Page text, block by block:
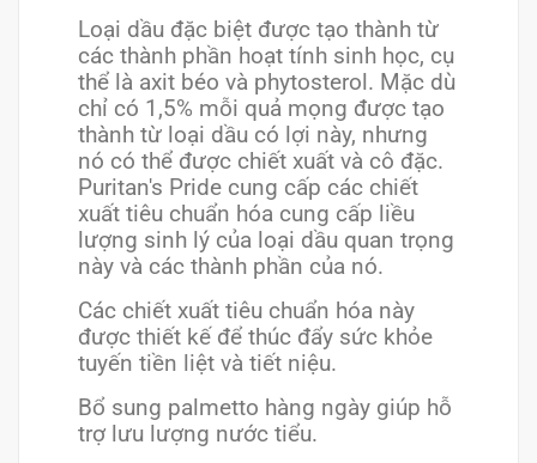
Loại dầu đặc biệt được tạo thành từ
các thành phần hoạt tính sinh học, cụ
thể là axit béo và phytosterol. Mặc dù
chỉ có 1,5% mỗi quả mọng được tạo
thành từ loại dầu có lợi này, nhưng
nó có thể được chiết xuất và cô đặc.
Puritan's Pride cung cấp các chiết
xuất tiêu chuẩn hóa cung cấp liều
lượng sinh lý của loại dầu quan trọng
này và các thành phần của nó.
Các chiết xuất tiêu chuẩn hóa này
được thiết kế để thúc đẩy sức khỏe
tuyến tiền liệt và tiết niệu.
Bổ sung palmetto hàng ngày giúp hỗ
trợ lưu lượng nước tiểu.